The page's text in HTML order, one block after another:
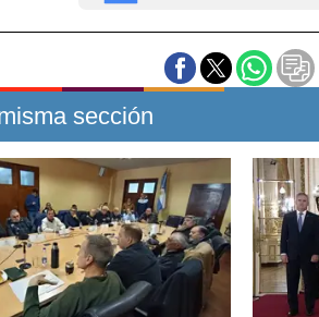
sección